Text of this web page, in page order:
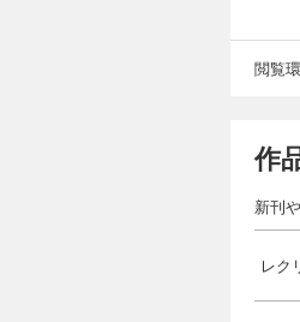
閲覧
作
新刊
レク